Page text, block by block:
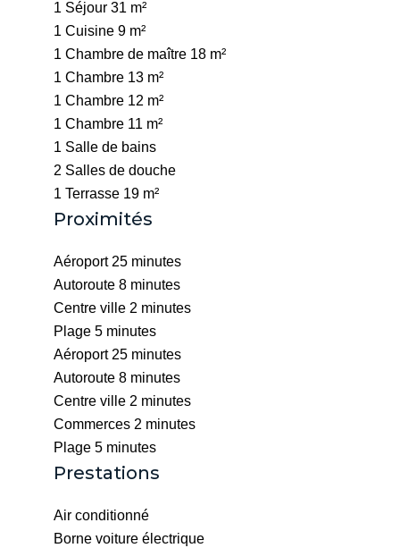
1 Séjour 31 m²
1 Cuisine 9 m²
1 Chambre de maître 18 m²
1 Chambre 13 m²
1 Chambre 12 m²
1 Chambre 11 m²
1 Salle de bains
2 Salles de douche
1 Terrasse 19 m²
Proximités
Aéroport 25 minutes
Autoroute 8 minutes
Centre ville 2 minutes
Plage 5 minutes
Aéroport 25 minutes
Autoroute 8 minutes
Centre ville 2 minutes
Commerces 2 minutes
Plage 5 minutes
Prestations
Air conditionné
Borne voiture électrique